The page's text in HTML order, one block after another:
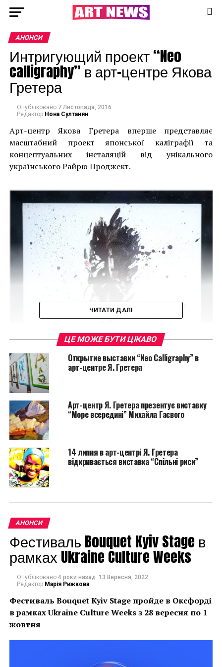
АНОНСИ
Интригующий проект “Neo
calligraphy” в арт-центре Якова
Гретера
Опубліковано 7 Листопада, 2016
Редактор Нона Султанян
Арт-центр Якова Гретера вперше представляє
масштабний проект японської каліграфії та
концептуальних інсталяцій від унікального
українського Райрю Проджект.
Райрю – це не просто мистецтво, а й певний рух,
стиль життя, який відтворює багатий духовний світ,
реальності і пізнання відносин людини і світу. При
вивченні класичної каліграфії у митця виникла ідея
створити роботу, в якій неможливо провести грань,
між ієрогліфом-знаком, і його мальовничим чином,
який допоміг би глядачеві візуально сприйняти
роботу, не розуміючи значення, що фактично
об’єднує східне і західне мистецтво. В кінцевому
підсумку був створений новий стиль – «Нео-
каліграфія».
Глядач буквально змушений вгадувати істинний
ЧИТАТИ ДАЛІ
ЦЕ МОЖЕ БУТИ ЦІКАВО
Открытие выставки “Neo Calligraphy” в
арт-центре Я. Гретера
Арт-центр Я. Гретера презентує виставку
“Море всередині” Михайла Гаєвого
14 липня в арт-центрі Я. Гретера
відкривається виставка “Спільні риси”
АНОНСИ
Фестиваль Bouquet Kyiv Stage в
рамках Ukraine Culture Weeks
Опубліковано 4 роки назад 13 Вересня, 2022
Редактор Марія Рижкова
Фестиваль Bouquet Kyiv Stage пройде в Оксфорді
в рамкахUkraine Culture Weeks з 28 вересня по 1
жовтня